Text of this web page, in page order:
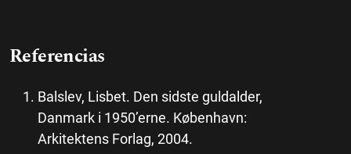
Referencias
Balslev, Lisbet. Den sidste guldalder,
Danmark i 1950’erne. København:
Arkitektens Forlag, 2004.